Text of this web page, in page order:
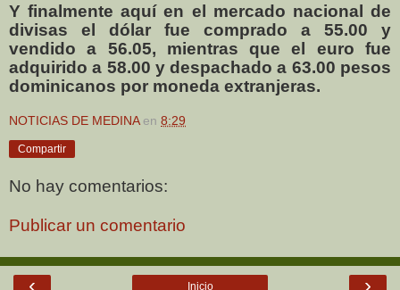
Y finalmente aquí en el mercado nacional de
divisas el dólar fue comprado a 55.00 y
vendido a 56.05, mientras que el euro fue
adquirido a 58.00 y despachado a 63.00 pesos
dominicanos por moneda extranjeras.
NOTICIAS DE MEDINA en 8:29
Compartir
No hay comentarios:
Publicar un comentario
Inicio